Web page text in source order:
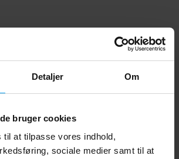
Detaljer Om
bruger cookies
til at tilpasse vores indhold,
sociale medier samt til at